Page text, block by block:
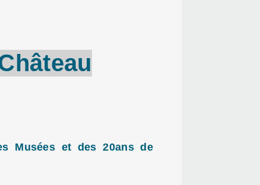
Musées et des 20ans de